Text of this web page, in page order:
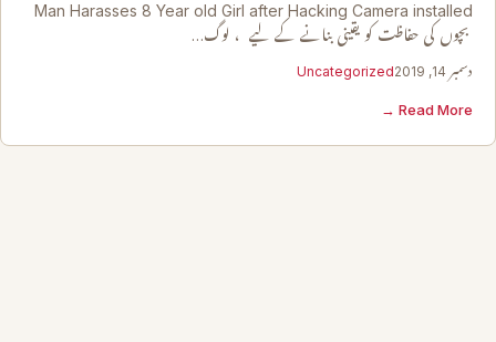
Man Harasses 8 Year old Girl after Hacking Camera installed
بچوں کی حفاظت کو یقینی بنانے کے لیے ، لوگ…
دسمبر 14, 2019 Uncategorized
Read More →